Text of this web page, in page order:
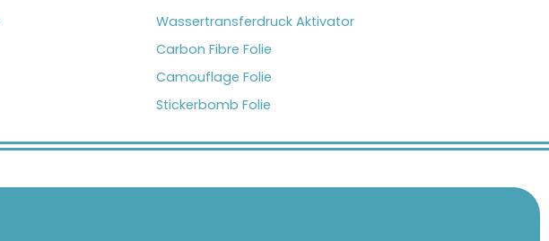
Wassertransferdruck Aktivator
Carbon Fibre Folie
Camouflage Folie
Stickerbomb Folie